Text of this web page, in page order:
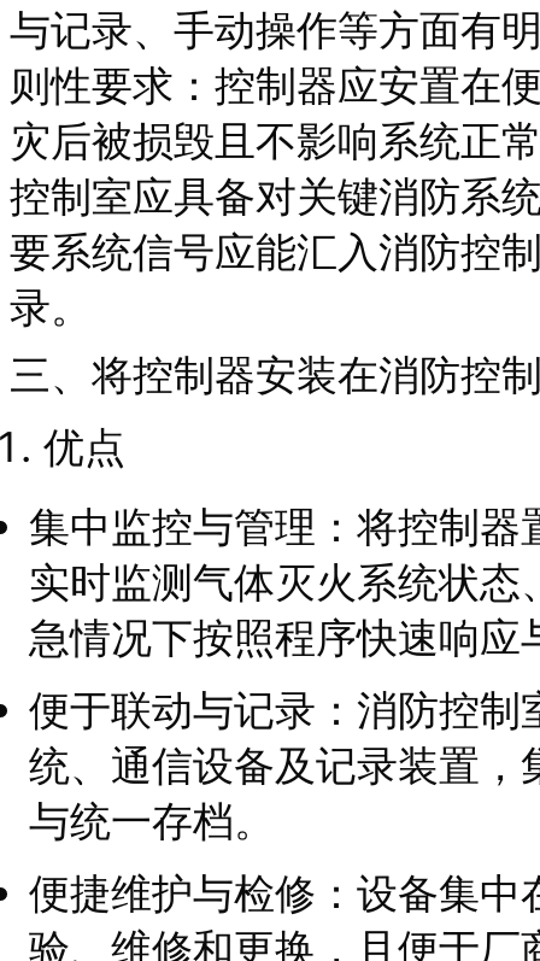
与记录、手动操作等方面有
则性要求：控制器应安置在
灾后被损毁且不影响系统正
控制室应具备对关键消防系
要系统信号应能汇入消防控
录。
三、将控制器安装在消防控
优点
集中监控与管理：将控制
实时监测气体灭火系统状
急情况下按照程序快速响应
便于联动与记录：消防控
统、通信设备及记录装置
与统一存档。
便捷维护与检修：设备集
验、维修和更换，且便于